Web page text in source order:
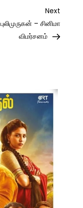
Next
Post
Next
புலிமுருகன் – சினிமா
விமர்சனம்